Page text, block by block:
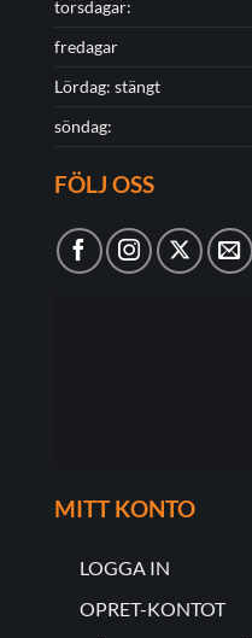
torsdagar:
fredagar
Lördag: stängt
söndag:
FÖLJ OSS
MITT KONTO
LOGGA IN
OPRET-KONTOT